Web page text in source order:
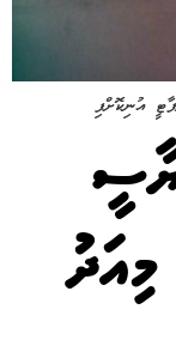
އުނިކޮށްފި